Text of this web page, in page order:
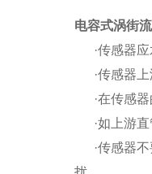
电容式涡街
·传感器应
·传感器上
·在传感器
·如上游直
·传感器不